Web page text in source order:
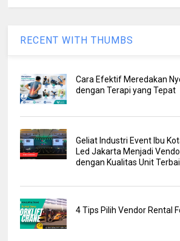
RECENT WITH THUMBS
Cara Efektif Meredakan
dengan Terapi yang Tepat
Geliat Industri Event Ibu
Led Jakarta Menjadi
dengan Kualitas Unit
4 Tips Pilih Vendor Rental